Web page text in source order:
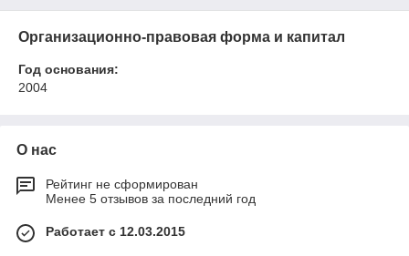
Организационно-правовая форма и капитал
Год основания:
2004
О нас
Рейтинг не сформирован
Менее 5 отзывов за последний год
Работает с 12.03.2015